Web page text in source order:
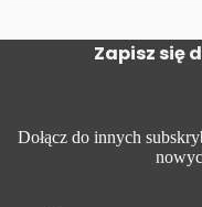
Zapisz się
Dołącz do innych